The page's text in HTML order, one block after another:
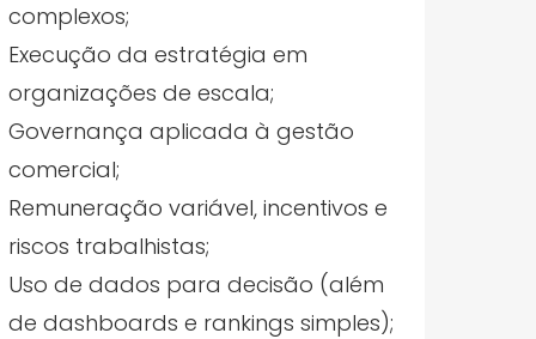
complexos;
Execução da estratégia em
organizações de escala;
Governança aplicada à gestão
comercial;
Remuneração variável, incentivos e
riscos trabalhistas;
Uso de dados para decisão (além
de dashboards e rankings simples);